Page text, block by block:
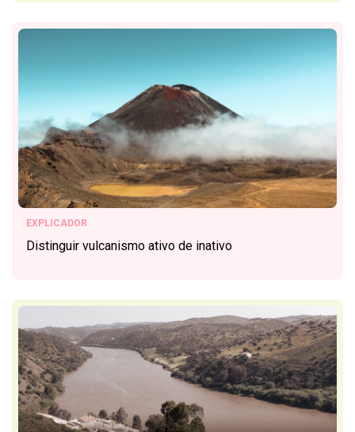
EXPLICADOR
Distinguir vulcanismo ativo de inativo